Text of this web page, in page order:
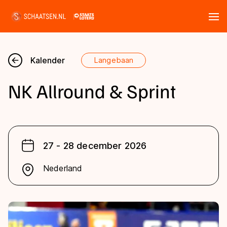
Nieuws
Kalender
Disciplines
Marathon
Langebaan
Inlineskaten
Uitslagen
Langebaan
Shorttrack
Marathon
Ranglijsten Langebaan
Kalender Langebaan
27 - 28 december 2026
Nederland
NK Allround & Sprint